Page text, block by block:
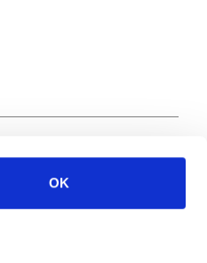
OK